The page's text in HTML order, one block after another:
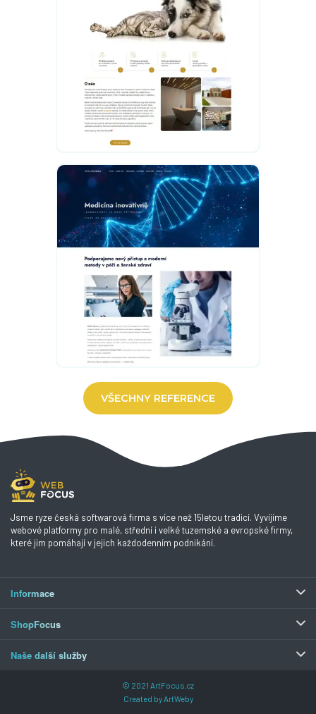
VŠECHNY REFERENCE
Jsme ryze česká softwarová firma s více než 15letou tradicí. Vyvíjíme
webové platformy pro malé, střední i velké tuzemské a evropské firmy,
které jim pomáhají v jejich každodenním podnikání.
Informace
ShopFocus
Naše další služby
© 2021 ArtFocus.cz
Created by ArtWeby